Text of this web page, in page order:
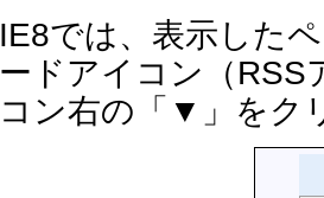
IE8では、表示した
ードアイコン（RSS
コン右の「▼」をク